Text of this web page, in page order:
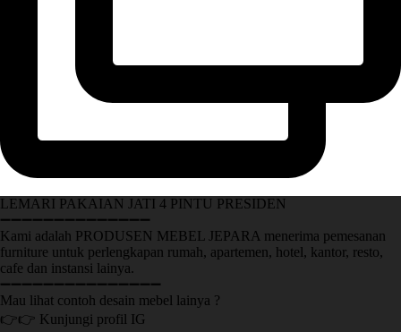
LEMARI PAKAIAN JATI 4 PINTU PRESIDEN
➖➖➖➖➖➖➖➖➖➖➖➖➖➖
Kami adalah PRODUSEN MEBEL JEPARA menerima pemesanan
furniture untuk perlengkapan rumah, apartemen, hotel, kantor, resto,
cafe dan instansi lainya.
➖➖➖➖➖➖➖➖➖➖➖➖➖➖➖
Mau lihat contoh desain mebel lainya ?
👉👉 Kunjungi profil IG